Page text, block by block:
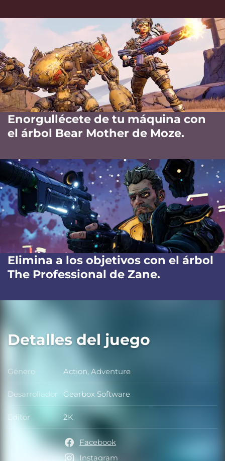
Enorgullécete de tu máquina con
el árbol Bear Mother de Moze.
Elimina a los objetivos con el árbol
The Professional de Zane.
Detalles del juego
Género Género
Action, Adventure
Desarrollador Desarrollador
Gearbox Software
Editor Editor
2K
Facebook
Instagram